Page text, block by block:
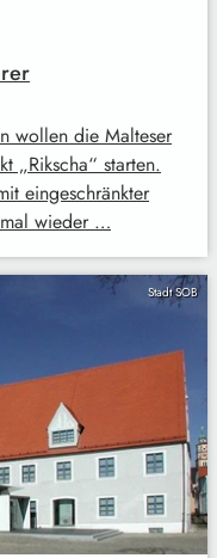
wollen die Malteser
„Rikscha“ starten.
eingeschränkter
wieder …
Stadt SOB